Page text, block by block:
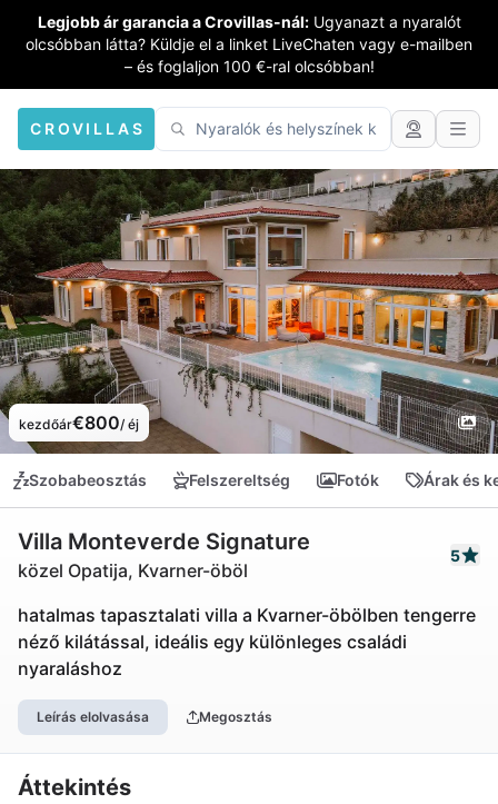
Legjobb ár garancia a Crovillas-nál: Ugyanazt a nyaralót
olcsóbban látta? Küldje el a linket LiveChaten vagy e-mailben
– és foglaljon 100 €-ral olcsóbban!
CROVILLAS
kezdőár€800/ éj
Szobabeosztás Felszereltség Fotók Árak és
Villa Monteverde Signature
közel Opatija, Kvarner-öböl
5
hatalmas tapasztalati villa a Kvarner-öbölben tengerre
néző kilátással, ideális egy különleges családi
nyaraláshoz
Leírás elolvasása Megosztás
Áttekintés